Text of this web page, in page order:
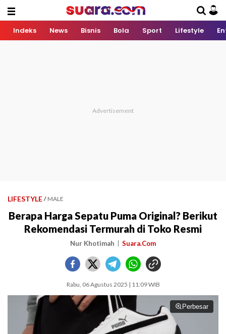
Indeks News Bisnis Bola Sport Lifestyle
LIFESTYLE / MALE
Berapa Harga Sepatu Puma Original? Berikut
Rekomendasi Termurah di Toko Resmi
Nur Khotimah Suara.Com
Rabu, 06 Agustus 2025 | 11:09 WIB
Perbesar